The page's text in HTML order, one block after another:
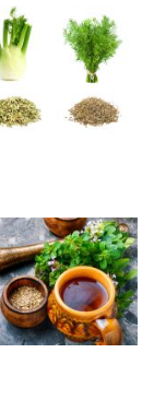
↑
"Cloves"
Edited.
↑
Benefits
9/4/2021.